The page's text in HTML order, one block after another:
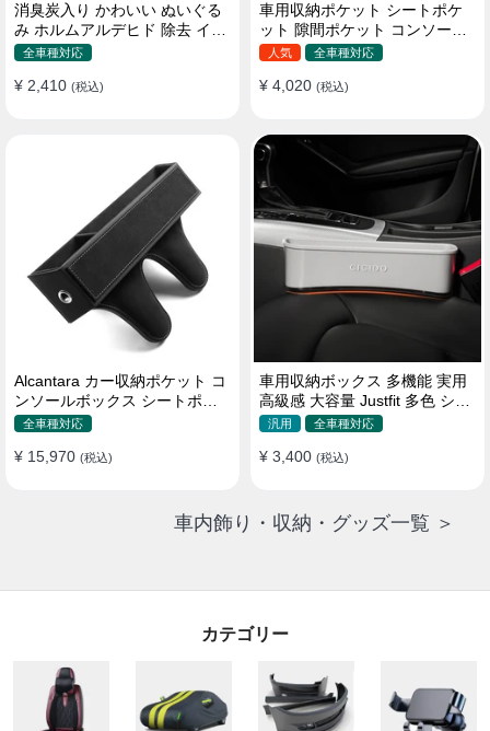
消臭炭入り かわいい ぬいぐる
み ホルムアルデヒド 除去 イン
テリア 贈り物
全車種対応
¥ 2,410 (税込)
車用収納ポケット シートポケ
ット 隙間ポケット コンソール
ボックス カー用品
人気 全車種対応
¥ 4,020 (税込)
Alcantara カー収納ポケット コ
ンソールボックス シートポケ
ット 隙間ポケットセット
全車種対応
¥ 15,970 (税込)
車用収納ボックス 多機能 実用
高級感 大容量 Justfit 多色 シー
トポケット ギャップ 隙間収納
汎用 全車種対応
¥ 3,400 (税込)
車内飾り・収納・グッズ一覧 ＞
カテゴリー